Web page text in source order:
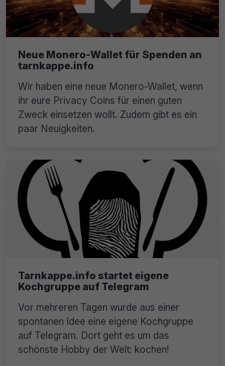
Neue Monero-Wallet für Spenden an
tarnkappe.info
Wir haben eine neue Monero-Wallet, wenn
ihr eure Privacy Coins für einen guten
Zweck einsetzen wollt. Zudem gibt es ein
paar Neuigkeiten.
Tarnkappe.info startet eigene
Kochgruppe auf Telegram
Vor mehreren Tagen wurde aus einer
spontanen Idee eine eigene Kochgruppe
auf Telegram. Dort geht es um das
schönste Hobby der Welt: kochen!